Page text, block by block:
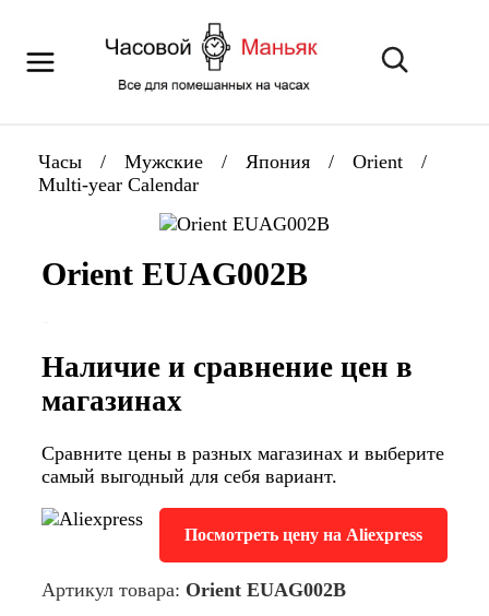
Часы / Мужские / Япония / Orient
/
Multi-year Calendar
Orient EUAG002B
Наличие и сравнение цен в
магазинах
Сравните цены в разных магазинах и выберите
самый выгодный для себя вариант.
Посмотреть цену на Aliexpress
Артикул товара: Orient EUAG002B